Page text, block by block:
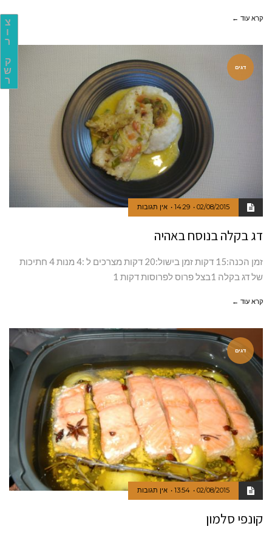
צ
ו
ר
ק
ש
ר
קרא עוד ←
דגים
02/08/2015
14:29 אין תגובות
דג בקלה בנוסח באהיה
זמן הכנה:15 דקות זמן בישול:20 דקות מצרכים ל :4 מנות 4 חתיכות
של דג בקלה 1בצל פרוס לפרוסות דקות 1
קרא עוד ←
דגים
02/08/2015
13:54 אין תגובות
קונפי סלמון